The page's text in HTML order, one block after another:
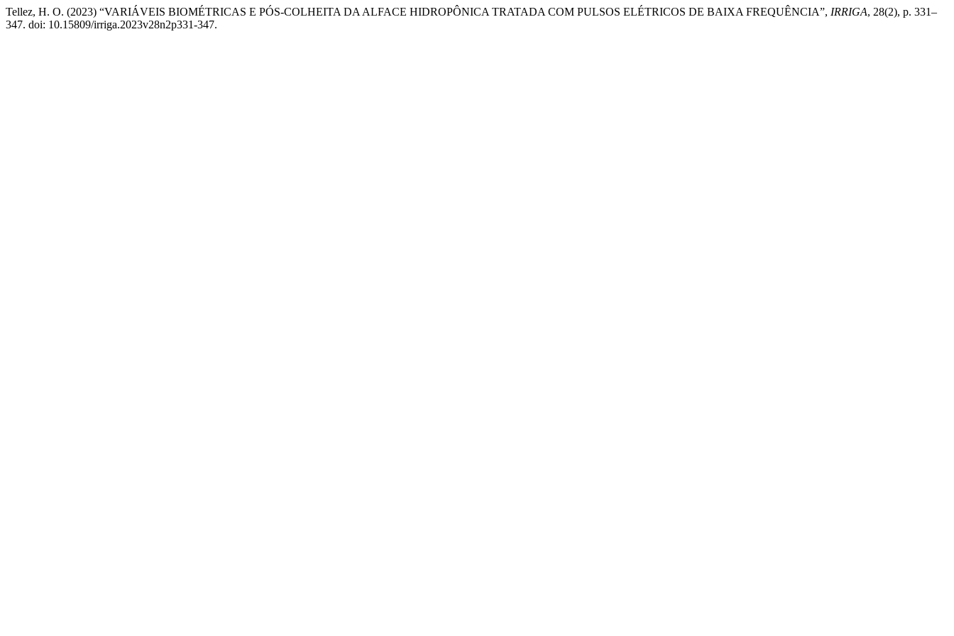
Tellez, H. O. (2023) “VARIÁVEIS BIOMÉTRICAS E PÓS-COLHEITA DA ALFACE HIDROPÔNICA TRATADA COM PULSOS ELÉTRICOS DE BAIXA FREQUÊNCIA”, IRRIGA, 28(2), p. 331–
347. doi: 10.15809/irriga.2023v28n2p331-347.